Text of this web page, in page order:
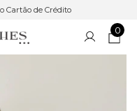
Cartão de Crédito
0